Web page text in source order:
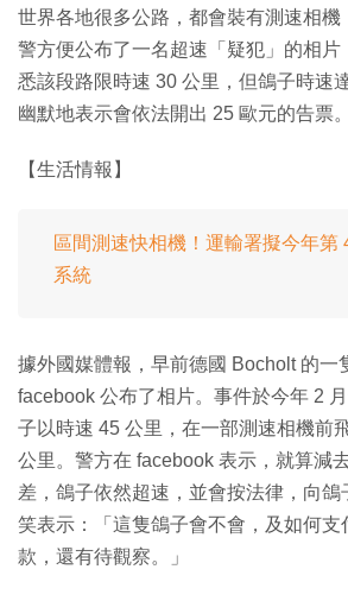
世界各地很多公路，都會裝有測速相機
警方便公布了一名超速「疑犯」的相片
悉該段路限時速 30 公里，但鴿子時速
幽默地表示會依法開出 25 歐元的告票。
【生活情報】
區間測速快相機！運輸署擬今年第
系統
據外國媒體報，早前德國 Bocholt 的一
facebook 公布了相片。事件於今年 2
子以時速 45 公里，在一部測速相機前
公里。警方在 facebook 表示，就算減
差，鴿子依然超速，並會按法律，向
笑表示：「這隻鴿子會不會，及如何支
款，還有待觀察。」